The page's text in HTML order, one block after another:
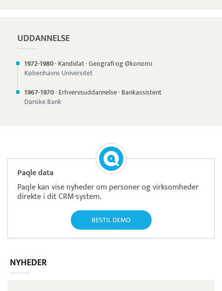
UDDANNELSE
1972-1980· Kandidat·Geografi og Økonomi
Københavns Universitet
1967-1970· Erhvervsuddannelse· Bankassistent
Danske Bank
Paqle data
Paqle kan vise nyheder om personer og virksomheder
direkte i dit CRM-system.
BESTIL DEMO
NYHEDER